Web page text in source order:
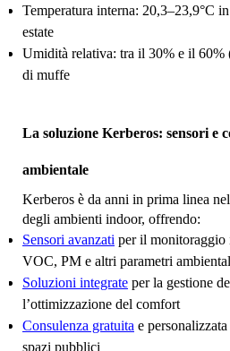
Temperatura interna: 20,3–23,9°C
estate
Umidità relativa: tra il 30% e il 60%
di muffe
La soluzione Kerberos: sensori e
ambientale
Kerberos è da anni in prima linea
degli ambienti indoor, offrendo:
Sensori avanzati per il monitoraggio
VOC, PM e altri parametri
Soluzioni integrate per la gestione
l’ottimizzazione del comfort
Consulenza gratuita e
spazi pubblici